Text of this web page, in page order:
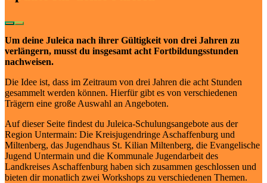
Um deine Juleica nach ihrer Gültigkeit von drei Jahren zu
verlängern, musst du insgesamt acht Fortbildungsstunden
nachweisen.
Die Idee ist, dass im Zeitraum von drei Jahren die acht Stunden
gesammelt werden können. Hierfür gibt es von verschiedenen
Trägern eine große Auswahl an Angeboten.
Auf dieser Seite findest du Juleica-Schulungsangebote aus der
Region Untermain: Die Kreisjugendringe Aschaffenburg und
Miltenberg, das Jugendhaus St. Kilian Miltenberg, die Evangelische
Jugend Untermain und die Kommunale Jugendarbeit des
Landkreises Aschaffenburg haben sich zusammen geschlossen und
bieten dir monatlich zwei Workshops zu verschiedenen Themen.